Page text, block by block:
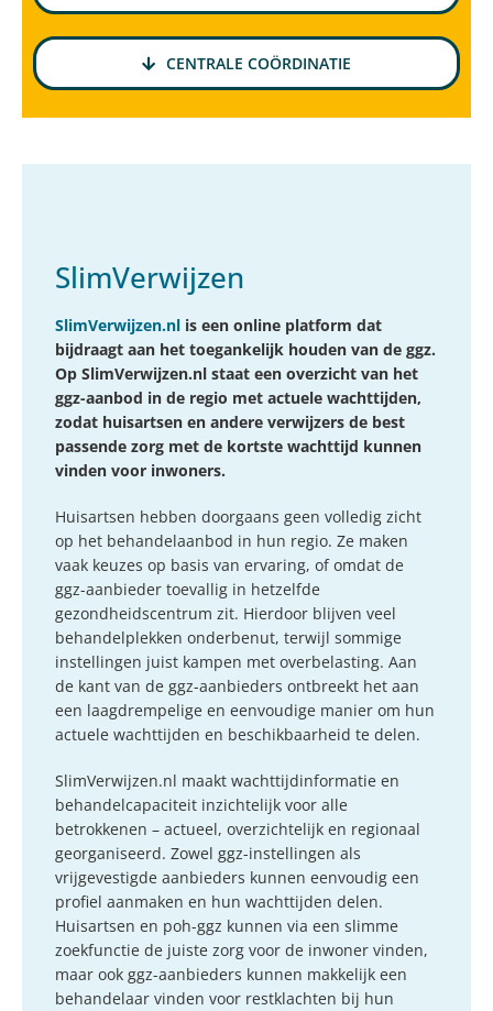
CENTRALE COÖRDINATIE
SlimVerwijzen
SlimVerwijzen.nlis een online platform dat
bijdraagt aan het toegankelijk houden van de ggz.
Op SlimVerwijzen.nl staat een overzicht van het
ggz-aanbod in de regio met actuele wachttijden,
zodat huisartsen en andere verwijzers de best
passende zorg met de kortste wachttijd kunnen
vinden voor inwoners.
Huisartsen hebben doorgaans geen volledig zicht
op het behandelaanbod in hun regio. Ze maken
vaak keuzes op basis van ervaring, of omdat de
ggz-aanbieder toevallig in hetzelfde
gezondheidscentrum zit. Hierdoor blijven veel
behandelplekken onderbenut, terwijl sommige
instellingen juist kampen met overbelasting. Aan
de kant van de ggz-aanbieders ontbreekt het aan
een laagdrempelige en eenvoudige manier om hun
actuele wachttijden en beschikbaarheid te delen.
SlimVerwijzen.nl maakt wachttijdinformatie en
behandelcapaciteit inzichtelijk voor alle
betrokkenen – actueel, overzichtelijk en regionaal
georganiseerd. Zowel ggz-instellingen als
vrijgevestigde aanbieders kunnen eenvoudig een
profiel aanmaken en hun wachttijden delen.
Huisartsen en poh-ggz kunnen via een slimme
zoekfunctie de juiste zorg voor de inwoner vinden,
maar ook ggz-aanbieders kunnen makkelijk een
behandelaar vinden voor restklachten bij hun